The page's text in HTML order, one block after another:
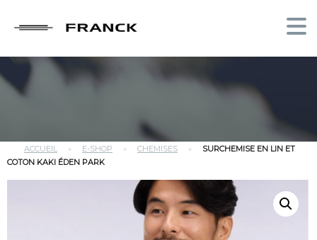
ACCUEIL » E-SHOP » CHEMISES »
SURCHEMISE EN LIN ET
COTON KAKI ÉDEN PARK